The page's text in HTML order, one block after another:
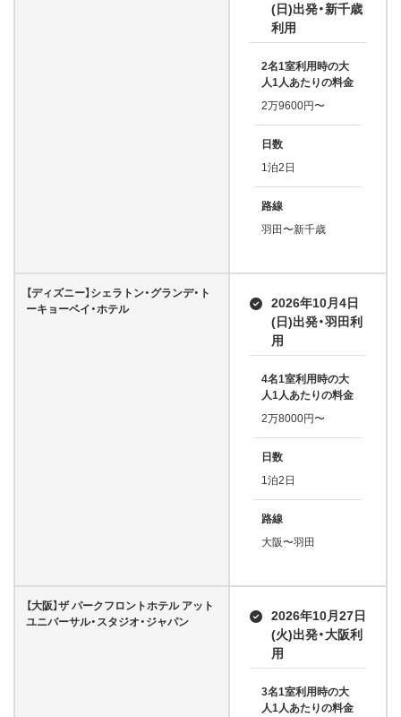
(日)出発・新千歳
利用
2名1室利用時の大
人1人あたりの料金
2万9600円〜
日数
1泊2日
路線
羽田〜新千歳
【ディズニー】シェラトン・グランデ・ト
ーキョーベイ・ホテル
2026年10月4日
(日)出発・羽田利
用
4名1室利用時の大
人1人あたりの料金
2万8000円〜
日数
1泊2日
路線
大阪〜羽田
【大阪】ザ パークフロントホテル アット
ユニバーサル・スタジオ・ジャパン
2026年10月27日
(火)出発・大阪利
用
3名1室利用時の大
人1人あたりの料金